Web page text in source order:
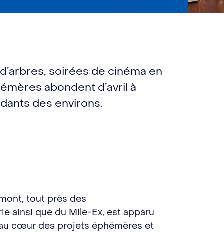
soirées de cinéma en
abondent d’avril à
des environs.
tout près des
ainsi que du Mile-Ex, est apparu
au cœur des projets éphémères et